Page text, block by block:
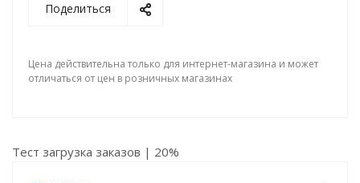
Поделиться
Цена действительна только для интернет-магазина и может
отличаться от цен в розничных магазинах
Тест загрузка заказов | 20%